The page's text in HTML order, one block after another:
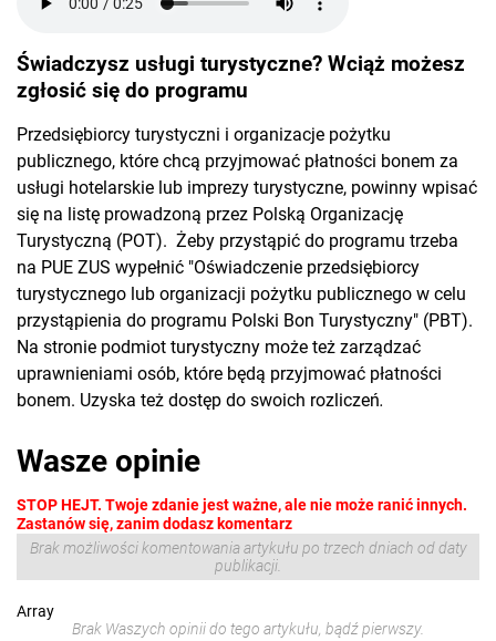
Świadczysz usługi turystyczne? Wciąż możesz
zgłosić się do programu
Przedsiębiorcy turystyczni i organizacje pożytku
publicznego, które chcą przyjmować płatności bonem za
usługi hotelarskie lub imprezy turystyczne, powinny wpisać
się na listę prowadzoną przez Polską Organizację
Turystyczną (POT). Żeby przystąpić do programu trzeba
na PUE ZUS wypełnić "Oświadczenie przedsiębiorcy
turystycznego lub organizacji pożytku publicznego w celu
przystąpienia do programu Polski Bon Turystyczny" (PBT).
Na stronie podmiot turystyczny może też zarządzać
uprawnieniami osób, które będą przyjmować płatności
bonem. Uzyska też dostęp do swoich rozliczeń.
Wasze opinie
STOP HEJT. Twoje zdanie jest ważne, ale nie może ranić innych.
Zastanów się, zanim dodasz komentarz
Brak możliwości komentowania artykułu po trzech dniach od daty
publikacji.
Array
Brak Waszych opinii do tego artykułu, bądź pierwszy.